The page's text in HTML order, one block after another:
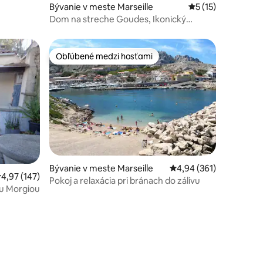
Bývanie v meste Marseille Priemerné
5 (15)
Dom na streche Goudes, Ikonický
256ohodnotenie 4,97 z 5, počet hodnotení: 147
4,97 (147)
Morgiou
Obľúbené medzi hosťami
Obľúbené medzi hosťami
Bývanie v meste Marseille Priemerné
4,94 (361)
Pokoj a relaxácia pri bránach do zálivu